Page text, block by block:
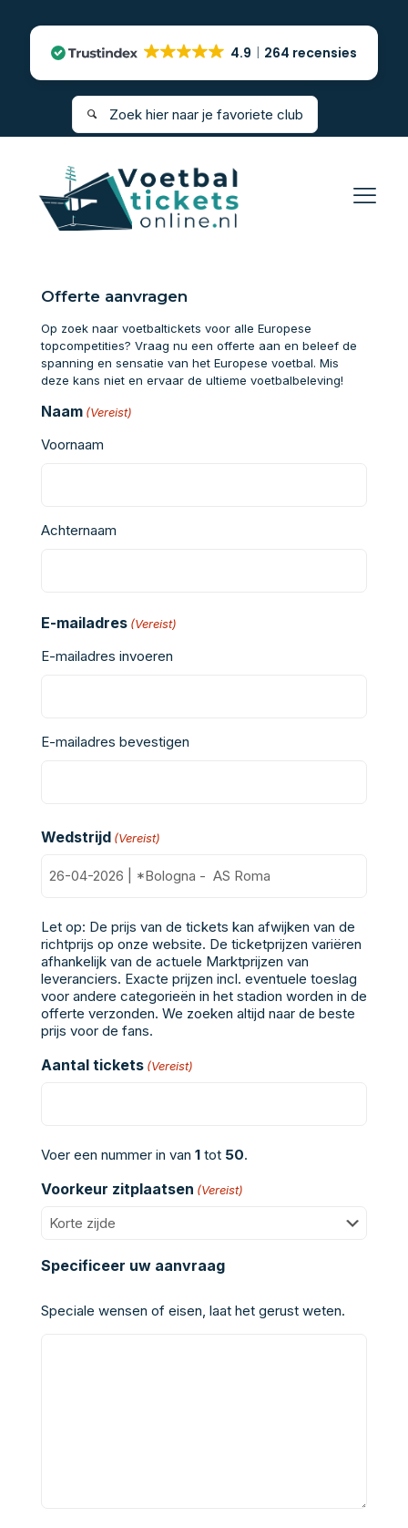
4.9 264 recensies
Offerte aanvragen
Op zoek naar voetbaltickets voor alle Europese
topcompetities? Vraag nu een offerte aan en beleef de
spanning en sensatie van het Europese voetbal. Mis
deze kans niet en ervaar de ultieme voetbalbeleving!
Naam (Vereist)
Voornaam
Achternaam
E-mailadres (Vereist)
E-mailadres invoeren
E-mailadres bevestigen
Wedstrijd (Vereist)
Let op: De prijs van de tickets kan afwijken van de
richtprijs op onze website. De ticketprijzen variëren
afhankelijk van de actuele Marktprijzen van
leveranciers. Exacte prijzen incl. eventuele toeslag
voor andere categorieën in het stadion worden in de
offerte verzonden. We zoeken altijd naar de beste
prijs voor de fans.
Aantal tickets (Vereist)
Voer een nummer in van 1tot 50.
Voorkeur zitplaatsen (Vereist)
Specificeer uw aanvraag
Speciale wensen of eisen, laat het gerust weten.